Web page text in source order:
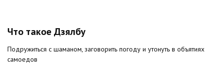
Что такое Дзялбу
Подружиться с шаманом, заговорить погоду и утонуть в объятиях
самоедов